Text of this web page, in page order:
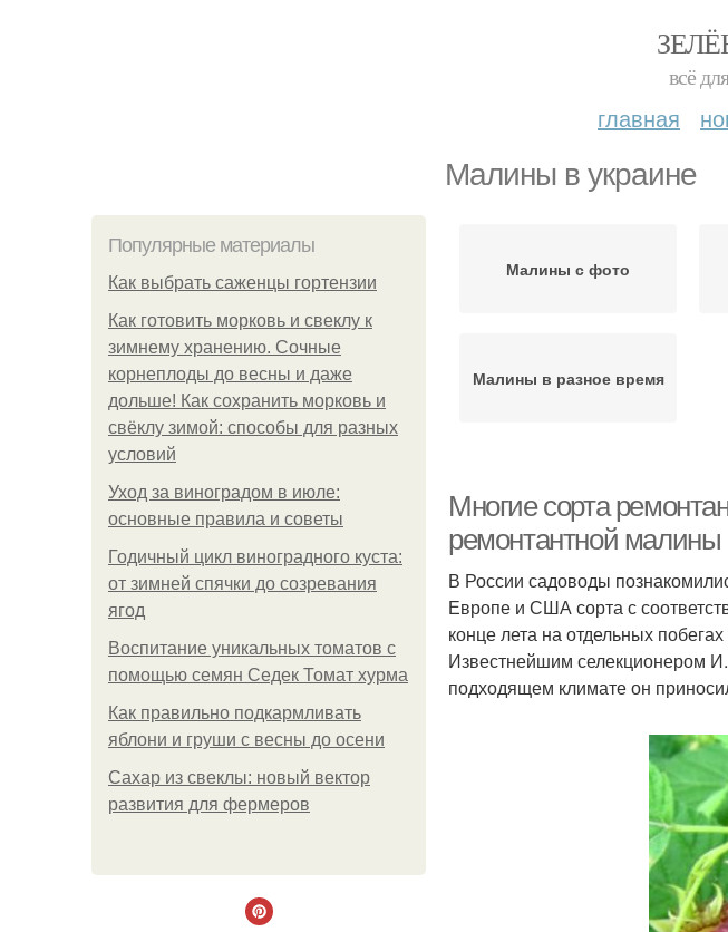
всё
главная
Малины в украине
Популярные материалы
Как выбрать саженцы гортензии
Как готовить морковь и свеклу к
зимнему хранению. Сочные
корнеплоды до весны и даже
дольше! Как сохранить морковь и
свёклу зимой: способы для разных
условий
Уход за виноградом в июле:
основные правила и советы
Годичный цикл виноградного куста:
от зимней спячки до созревания
ягод
Воспитание уникальных томатов с
помощью семян Седек Томат хурма
Как правильно подкармливать
яблони и груши с весны до осени
Сахар из свеклы: новый вектор
развития для фермеров
Малины с фото
Малины в разное время
Многие сорта
ремонтантной малины
В России садоводы
Европе и США сорта с
конце лета на отдельных
Известнейшим селекционером
подходящем климате он